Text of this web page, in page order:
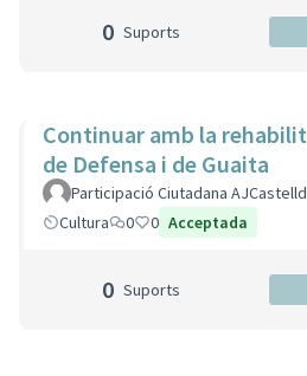
0 Suports
Continuar amb la
de Defensa i de Guaita
Participació Ciutadana
Cultura
0 0 Acceptada
0 Suports